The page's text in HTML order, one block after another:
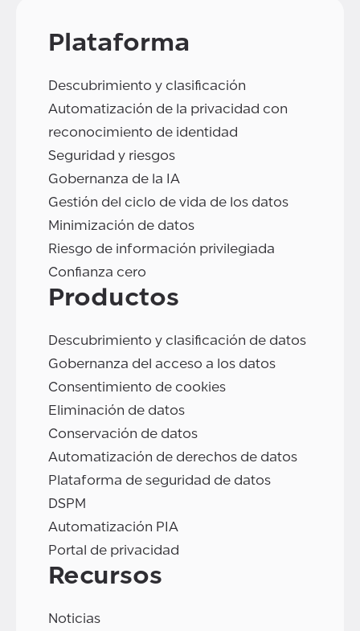
Plataforma
Descubrimiento y clasificación
Automatización de la privacidad con
reconocimiento de identidad
Seguridad y riesgos
Gobernanza de la IA
Gestión del ciclo de vida de los datos
Minimización de datos
Riesgo de información privilegiada
Confianza cero
Productos
Descubrimiento y clasificación de datos
Gobernanza del acceso a los datos
Consentimiento de cookies
Eliminación de datos
Conservación de datos
Automatización de derechos de datos
Plataforma de seguridad de datos
DSPM
Automatización PIA
Portal de privacidad
Recursos
Noticias